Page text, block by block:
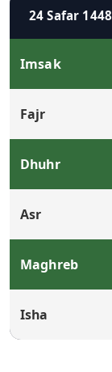
24 Safar 1448
Imsak
Fajr
Dhuhr
Asr
Maghreb
Isha